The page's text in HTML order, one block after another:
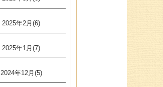
2025年2月(6)
2025年1月(7)
2024年12月(5)